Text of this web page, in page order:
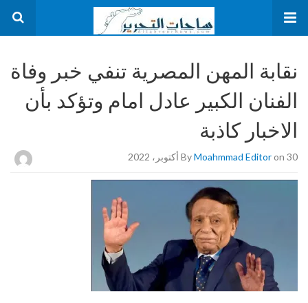
نقابة المهن المصرية تنفي خبر وفاة
الفنان الكبير عادل امام وتؤكد بأن
الاخبار كاذبة
ByMoahmmad Editoron 30 أكتوبر، 2022